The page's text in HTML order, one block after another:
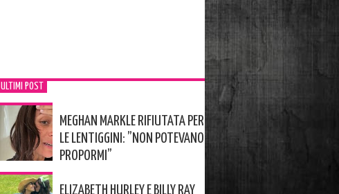
ULTIMI POST
MEGHAN MARKLE RIFIUTATA PER
LE LENTIGGINI: ”NON POTEVANO
PROPORMI”
ELIZABETH HURLEY E BILLY RAY